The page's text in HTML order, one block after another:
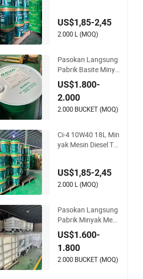
US$1,85-2,45
2.000 L (MOQ)
Pasokan Langsung
Pabrik Basite Minya
k Mesin Diesel Sintet
is Penuh CF-4 20W5
0 200L
US$1.800-
2.000
2.000 BUCKET (MOQ)
Ci-4 10W40 18L Min
yak Mesin Diesel Tu
US$1,85-2,45
2.000 L (MOQ)
Pasokan Langsung
Pabrik Minyak Mesi
n Diesel Sintetis Pen
uh CH-4 15W40 100
0L
US$1.600-
1.800
2.000 BUCKET (MOQ)